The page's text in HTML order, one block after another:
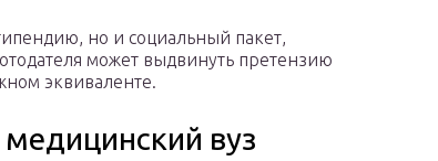
но и социальный пакет,
может выдвинуть претензию
эквиваленте.
вуз